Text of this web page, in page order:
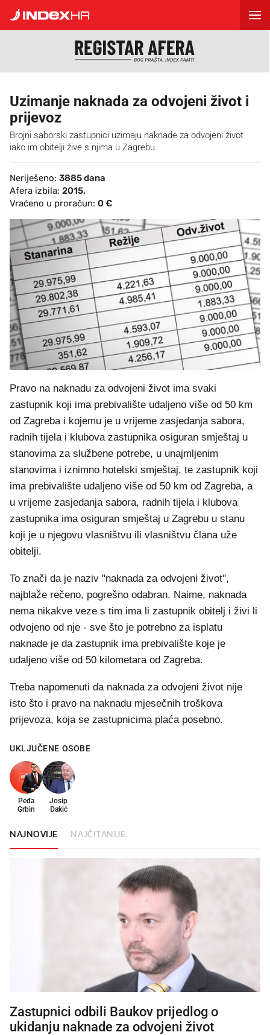
Uzimanje naknada za odvojeni život i
prijevoz
Brojni saborski zastupnici uzimaju naknade za odvojeni život
iako im obitelji žive s njima u Zagrebu.
Neriješeno: 3885 dana
Afera izbila: 2015.
Vraćeno u proračun: 0 €
Pravo na naknadu za odvojeni život ima svaki
zastupnik koji ima prebivalište udaljeno više od 50 km
od Zagreba i kojemu je u vrijeme zasjedanja sabora,
radnih tijela i klubova zastupnika osiguran smještaj u
stanovima za službene potrebe, u unajmljenim
stanovima i iznimno hotelski smještaj, te zastupnik koji
ima prebivalište udaljeno više od 50 km od Zagreba, a
u vrijeme zasjedanja sabora, radnih tijela i klubova
zastupnika ima osiguran smještaj u Zagrebu u stanu
koji je u njegovu vlasništvu ili vlasništvu člana uže
obitelji.
To znači da je naziv "naknada za odvojeni život",
najblaže rečeno, pogrešno odabran. Naime, naknada
nema nikakve veze s tim ima li zastupnik obitelj i živi li
odvojeno od nje - sve što je potrebno za isplatu
naknade je da zastupnik ima prebivalište koje je
udaljeno više od 50 kilometara od Zagreba.
Treba napomenuti da naknada za odvojeni život nije
isto što i pravo na naknadu mjesečnih troškova
prijevoza, koja se zastupnicima plaća posebno.
UKLJUČENE OSOBE
Peđa
Grbin
Josip
Đakić
NAJNOVIJE NAJČITANIJE
Zastupnici odbili Baukov prijedlog o
ukidanju naknade za odvojeni život